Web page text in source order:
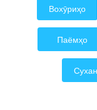
Вохӯриҳо
Паёмҳо